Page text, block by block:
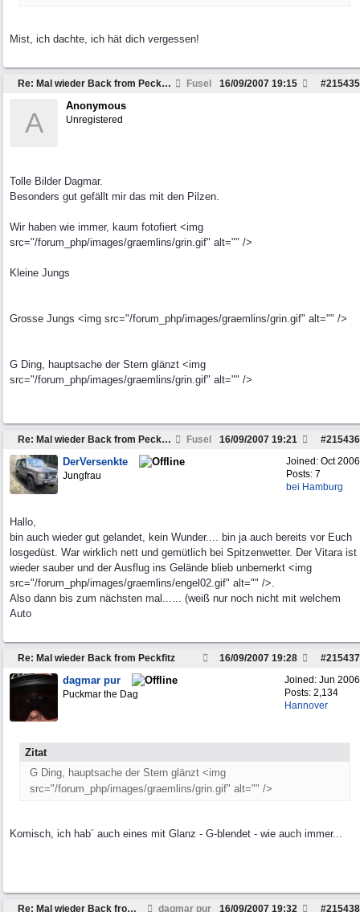
Mist, ich dachte, ich hät dich vergessen!
Re: Mal wieder Back from Peckfitz Fusel #215435
16/09/2007 19:15
A
Anonymous
Unregistered
Tolle Bilder Dagmar.
Besonders gut gefällt mir das mit den Pilzen.
Wir haben wie immer, kaum fotofiert <img
src="/forum_php/images/graemlins/grin.gif" alt="" />
Kleine Jungs
Grosse Jungs <img src="/forum_php/images/graemlins/grin.gif" alt="" />
G Ding, hauptsache der Stern glänzt <img
src="/forum_php/images/graemlins/grin.gif" alt="" />
Re: Mal wieder Back from Peckfitz Fusel #215436
16/09/2007 19:21
Joined: Oct 2006
Posts: 7
bei Hamburg
DerVersenkte
Jungfrau
Hallo,
bin auch wieder gut gelandet, kein Wunder.... bin ja auch bereits vor Euch
losgedüst. War wirklich nett und gemütlich bei Spitzenwetter. Der Vitara ist
wieder sauber und der Ausflug ins Gelände blieb unbemerkt <img
src="/forum_php/images/graemlins/engel02.gif" alt="" />.
Also dann bis zum nächsten mal...... (weiß nur noch nicht mit welchem
Auto
Re: Mal wieder Back from Peckfitz #215437
16/09/2007 19:28
Joined: Jun 2006
Posts: 2,134
Hannover
dagmar pur
Puckmar the Dag
Zitat
G Ding, hauptsache der Stern glänzt <img
src="/forum_php/images/graemlins/grin.gif" alt="" />
Komisch, ich hab´ auch eines mit Glanz - G-blendet - wie auch immer...
Re: Mal wieder Back from Peckfitz dagmar pur #215438
16/09/2007 19:32